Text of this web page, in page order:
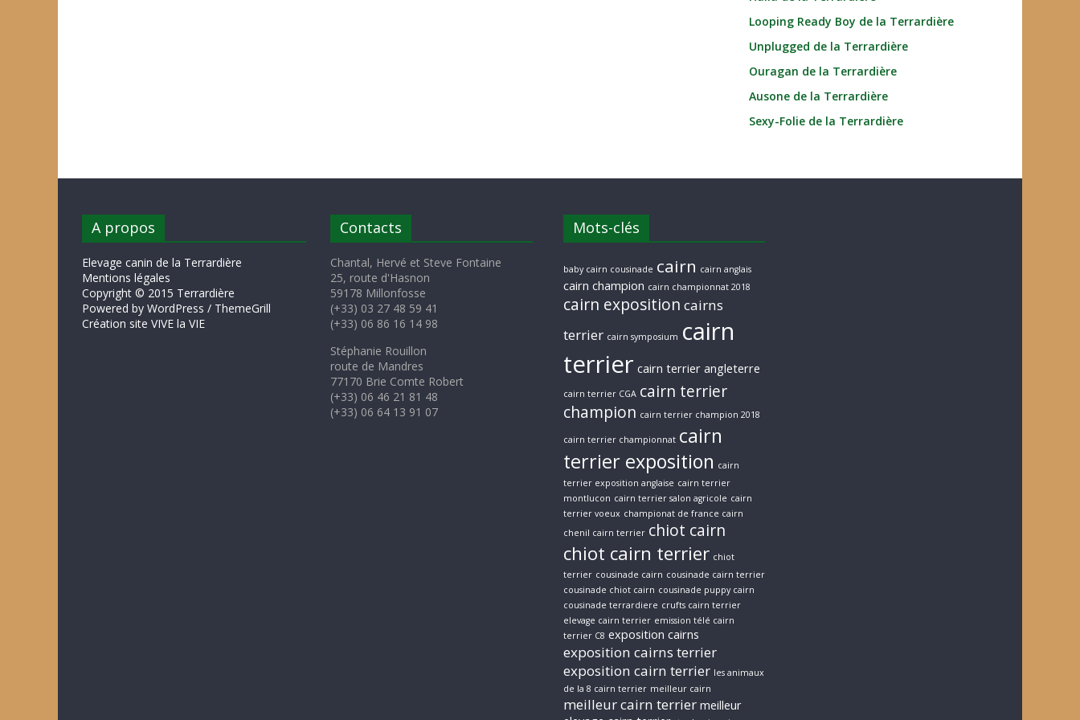
Looping Ready Boy de la Terrardière
Unplugged de la Terrardière
Ouragan de la Terrardière
Ausone de la Terrardière
Sexy-Folie de la Terrardière
A propos
Elevage canin de la Terrardière
Mentions légales
Copyright © 2015 Terrardière
Powered by WordPress / ThemeGrill
Création site VIVE la VIE
Contacts
Chantal, Hervé et Steve Fontaine
25, route d'Hasnon
59178 Millonfosse
(+33) 03 27 48 59 41
(+33) 06 86 16 14 98
Stéphanie Rouillon
route de Mandres
77170 Brie Comte Robert
(+33) 06 46 21 81 48
(+33) 06 64 13 91 07
Mots-clés
baby cairn cousinade cairn cairn anglais
cairn champion cairn championnat 2018
cairn exposition cairns
terrier cairn symposium cairn
terrier cairn terrier angleterre
cairn terrier CGA cairn terrier
champion cairn terrier champion 2018
cairn terrier championnat cairn
terrier exposition cairn
terrier exposition anglaise cairn terrier
montlucon cairn terrier salon agricole cairn
terrier voeux championat de france cairn
chenil cairn terrier chiot cairn
chiot cairn terrier chiot
terrier cousinade cairn cousinade cairn terrier
cousinade chiot cairn cousinade puppy cairn
cousinade terrardiere crufts cairn terrier
elevage cairn terrier emission télé cairn
terrier C8 exposition cairns
exposition cairns terrier
exposition cairn terrier les animaux
de la 8 cairn terrier meilleur cairn
meilleur cairn terrier meilleur